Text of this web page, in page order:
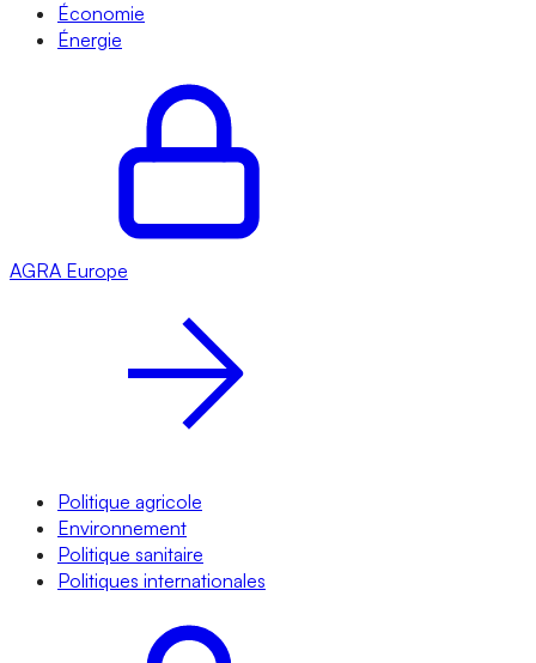
Économie
Énergie
AGRA Europe
Politique agricole
Environnement
Politique sanitaire
Politiques internationales